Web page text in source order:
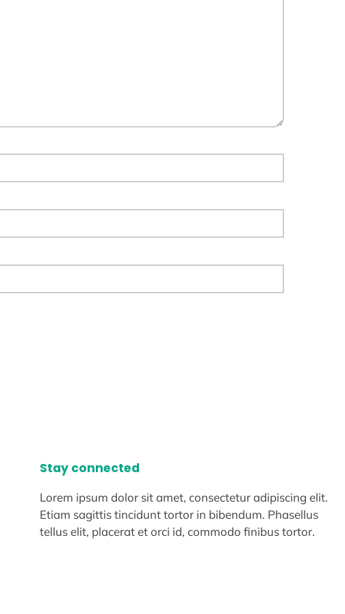
Stay connected
Lorem ipsum dolor sit amet, consectetur adipiscing elit.
Etiam sagittis tincidunt tortor in bibendum. Phasellus
tellus elit, placerat et orci id, commodo finibus tortor.